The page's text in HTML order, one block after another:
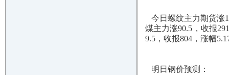
今日螺纹主力期货涨
煤主力涨90.5，收报
9.5，收报804，涨幅
明日钢价预测：